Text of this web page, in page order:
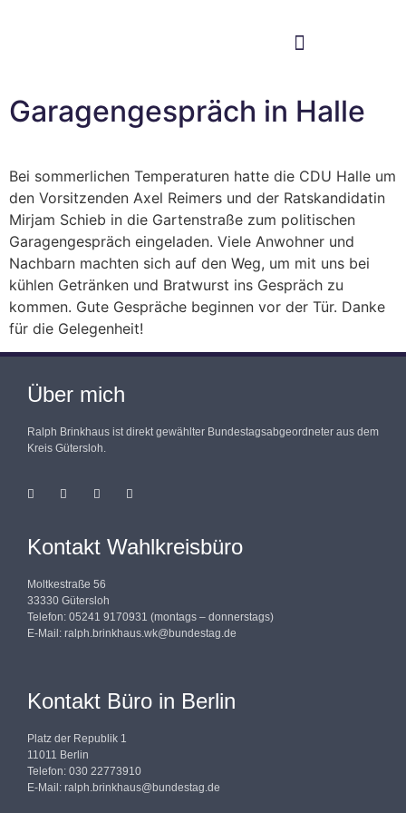
Garagengespräch in Halle
Bei sommerlichen Temperaturen hatte die CDU Halle um
den Vorsitzenden Axel Reimers und der Ratskandidatin
Mirjam Schieb in die Gartenstraße zum politischen
Garagengespräch eingeladen. Viele Anwohner und
Nachbarn machten sich auf den Weg, um mit uns bei
kühlen Getränken und Bratwurst ins Gespräch zu
kommen. Gute Gespräche beginnen vor der Tür. Danke
für die Gelegenheit!
Über mich
Ralph Brinkhaus ist direkt gewählter Bundestagsabgeordneter aus dem
Kreis Gütersloh.
Kontakt Wahlkreisbüro
Moltkestraße 56
33330 Gütersloh
Telefon: 05241 9170931 (montags – donnerstags)
E-Mail: ralph.brinkhaus.wk@bundestag.de
Kontakt Büro in Berlin
Platz der Republik 1
11011 Berlin
Telefon: 030 22773910
E-Mail: ralph.brinkhaus@bundestag.de